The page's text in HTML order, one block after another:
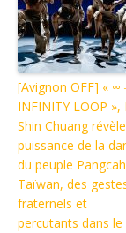
[Avignon OFF] « ∞
INFINITY LOOP »,
Shin Chuang
puissance de la
du peuple
Taïwan, des
fraternels et
percutants dans le